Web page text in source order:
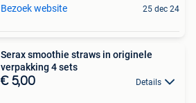
Bezoek website 25 dec 24
Serax smoothie straws in originele
verpakking 4 sets
€ 5,00 Details